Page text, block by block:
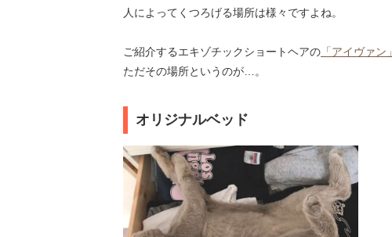
人によってくつろげる場所は様々ですよね。
ご紹介するエキゾチックショートヘアの 「アイヴァン」
ただその場所というのが…。
オリジナルベッド